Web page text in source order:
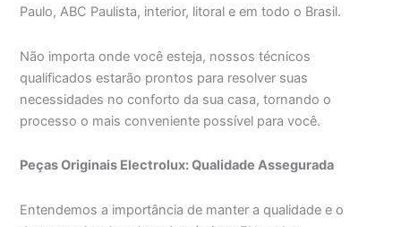
Paulo, ABC Paulista, interior, litoral e em todo o Brasil.
Não importa onde você esteja, nossos técnicos
qualificados estarão prontos para resolver suas
necessidades no conforto da sua casa, tornando o
processo o mais conveniente possível para você.
Peças Originais Electrolux: Qualidade Assegurada
Entendemos a importância de manter a qualidade e o